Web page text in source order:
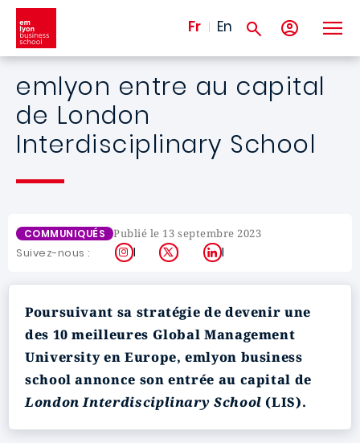
Aller au contenu principal
Fr En
emlyon entre au capital
de London
Interdisciplinary School
COMMUNIQUÉS Publié le 13 septembre 2023
Suivez-nous : Instagram
X LinkedIn
Poursuivant sa stratégie de devenir une
des 10 meilleures Global Management
University en Europe, emlyon business
school annonce son entrée au capital de
London Interdisciplinary School (LIS).